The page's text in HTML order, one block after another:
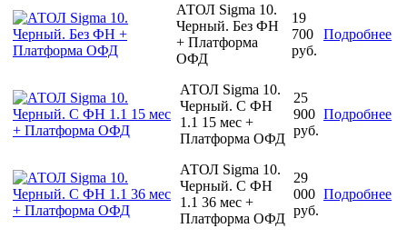
АТОЛ Sigma 10.
Черный. Без ФН
+ Платформа
ОФД
19
700
руб.
Подробнее
АТОЛ Sigma 10.
Черный. С ФН
1.1 15 мес +
Платформа ОФД
25
900
руб.
Подробнее
АТОЛ Sigma 10.
Черный. С ФН
1.1 36 мес +
Платформа ОФД
29
000
руб.
Подробнее